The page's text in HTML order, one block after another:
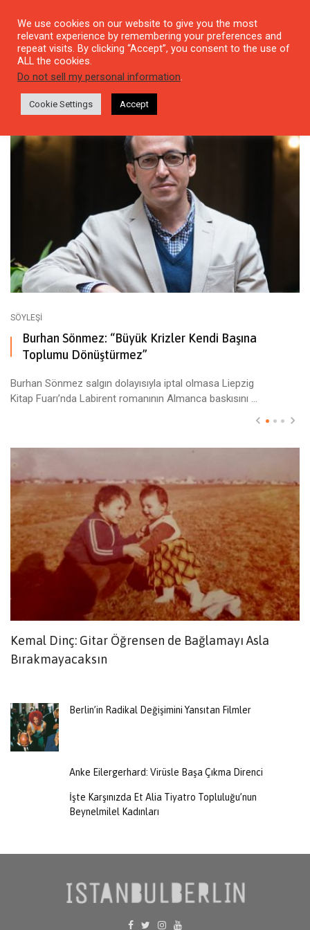
Tag: Jorge Luis Borges
SÖYLEŞI
Burhan Sönmez: “Büyük Krizler Kendi Başına
Toplumu Dönüştürmez”
Burhan Sönmez salgın dolayısıyla iptal olmasa Liepzig
Kitap Fuarı’nda Labirent romanının Almanca baskısını ...
Kemal Dinç: Gitar Öğrensen de Bağlamayı Asla
Bırakmayacaksın
Berlin’in Radikal Değişimini Yansıtan Filmler
Anke Eilergerhard: Virüsle Başa Çıkma Direnci
İşte Karşınızda Et Alia Tiyatro Topluluğu’nun
Beynelmilel Kadınları
We use cookies on our website to give you the most
relevant experience by remembering your preferences and
repeat visits. By clicking “Accept”, you consent to the use of
ALL the cookies.
Do not sell my personal information.
Cookie Settings Accept